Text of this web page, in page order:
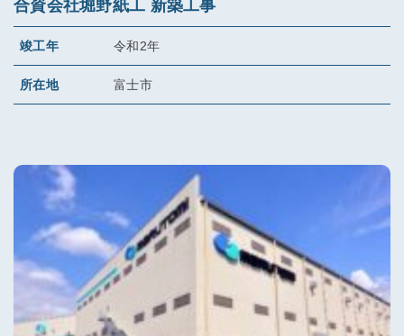
合資会社堀野紙工 新築工事
竣工年 令和2年
所在地 富士市